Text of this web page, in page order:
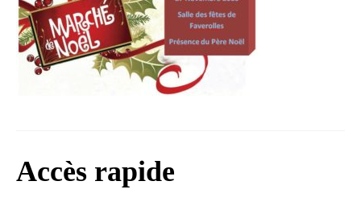
Infos règlementaires
Contact et horaires
Faverolles dans la presse
Faverolles Infos – Format
Accès rapide